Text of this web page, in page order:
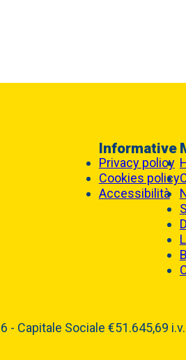
Informative
Privacy policy
Cookies policy
Accessibilità
Capitale Sociale €51.645,69